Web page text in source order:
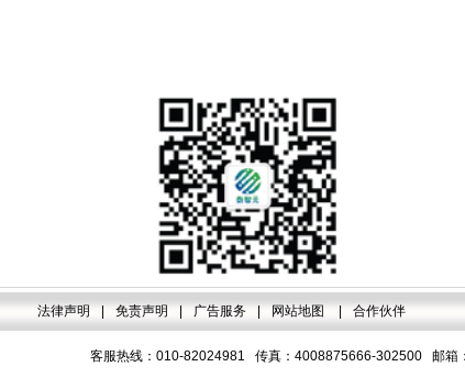
法律声明 免责声明 广告服务 网站地图 合作伙伴
客服热线：010-82024981 传真：4008875666-302500 邮箱：